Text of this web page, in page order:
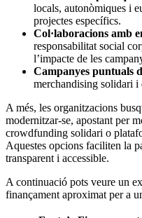
locals, autonòmiques i
projectes específics.
Col·laboracions​ amb
responsabilitat social
l’impacte de les
Campanyes puntuals
‍merchandising solidari i
A⁢ més, ⁢les organitzacions
modernitzar-se, apostant per
crowdfunding solidari o
Aquestes opcions faciliten la
transparent i accessible.
A continuació ​pots veure‍ un
‍finançament aproximat per a⁢